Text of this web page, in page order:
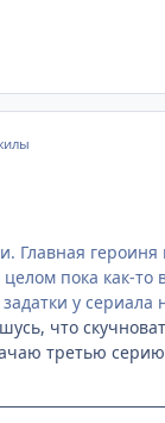
Главная героиня
пока как-то
у сериала
что
третью